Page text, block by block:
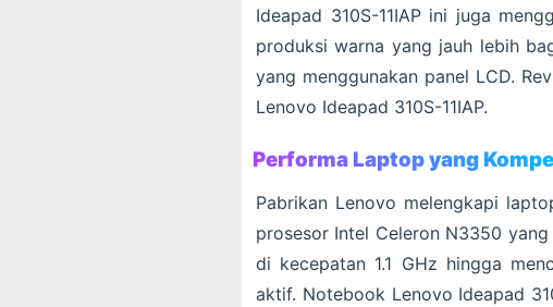
Ideapad 310S-11IAP ini juga
produksi warna yang jauh lebih
yang menggunakan panel LCD.
Lenovo Ideapad 310S-11IAP.
Performa Laptop yang
Pabrikan Lenovo melengkapi
prosesor Intel Celeron N3350
di kecepatan 1.1 GHz hingga
aktif. Notebook Lenovo Ideapad